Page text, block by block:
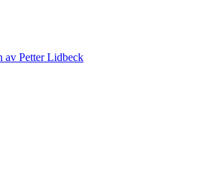
av Petter Lidbeck